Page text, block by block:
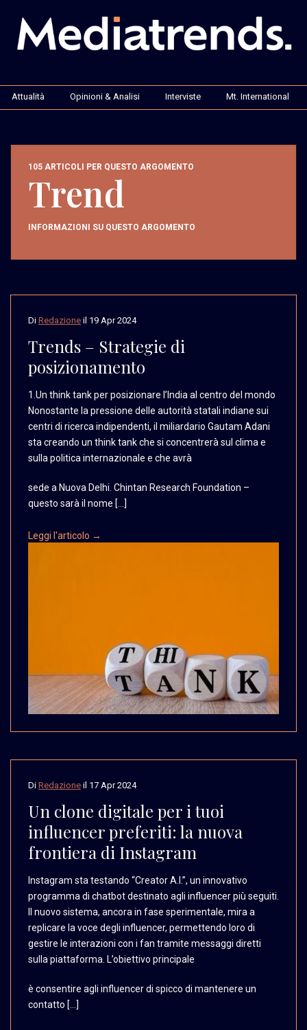
Attualità Opinioni & Analisi Interviste Mt. International
105 ARTICOLI PER QUESTO ARGOMENTO
Trend
INFORMAZIONI SU QUESTO ARGOMENTO
Di Redazione il 19 Apr 2024
Trends – Strategie di
posizionamento
1.Un think tank per posizionare l’India al centro del mondo
Nonostante la pressione delle autorità statali indiane sui
centri di ricerca indipendenti, il miliardario Gautam Adani
sta creando un thinktank che si concentrerà sul clima e
sulla politica internazionale e che avrà
sede a Nuova Delhi. Chintan Research Foundation –
questo sarà il nome […]
Leggi l'articolo →
Di Redazione il 17 Apr 2024
Un clone digitale per i tuoi
influencer preferiti: la nuova
frontiera di Instagram
Instagram sta testando “Creator A.I.”, un innovativo
programma di chatbot destinato agli influencer più seguiti.
Il nuovo sistema, ancora in fase sperimentale, mira a
replicare la voce degli influencer, permettendo loro di
gestire le interazioni con i fan tramite messaggi diretti
sulla piattaforma. L’obiettivo principale
è consentire agli influencer di spicco di mantenere un
contatto […]